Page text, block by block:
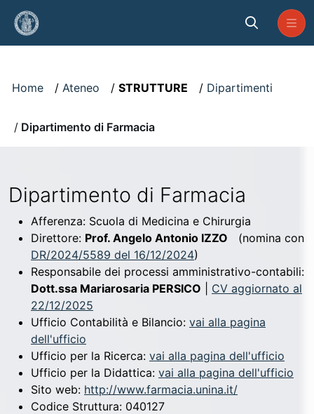
Skip to Main Content
Home Ateneo STRUTTURE Dipartimenti
Dipartimento di Farmacia
Dipartimento di Farmacia
Afferenza: Scuola di Medicina e Chirurgia
Direttore: Prof. Angelo Antonio IZZO
(nomina con
DR/2024/5589 del 16/12/2024)
Responsabile dei processi amministrativo-contabili:
Dott.ssa Mariarosaria PERSICO
CV aggiornato al
22/12/2025
Ufficio Contabilità e Bilancio: vai alla pagina
dell'ufficio
Ufficio per la Ricerca: vai alla pagina dell'ufficio
Ufficio per la Didattica: vai alla pagina dell'ufficio
Sito web: http://www.farmacia.unina.it/
Codice Struttura: 040127